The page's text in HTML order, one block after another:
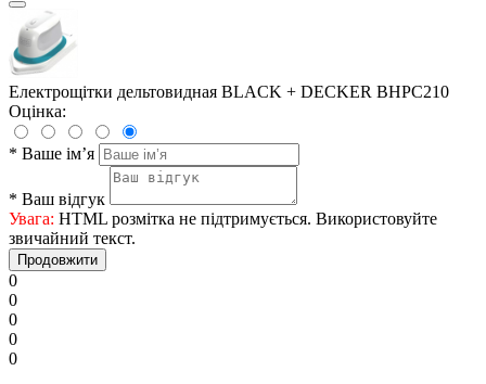
Електрощітки дельтовидная BLACK + DECKER BHPC210
Оцінка:
* Ваше ім’я
* Ваш відгук
Увага: HTML розмітка не підтримується. Використовуйте
звичайний текст.
Продовжити
0
0
0
0
0